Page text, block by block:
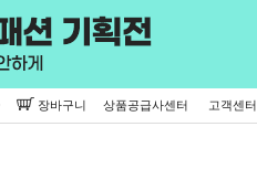
장바구니 상품공급사센터 고객센터